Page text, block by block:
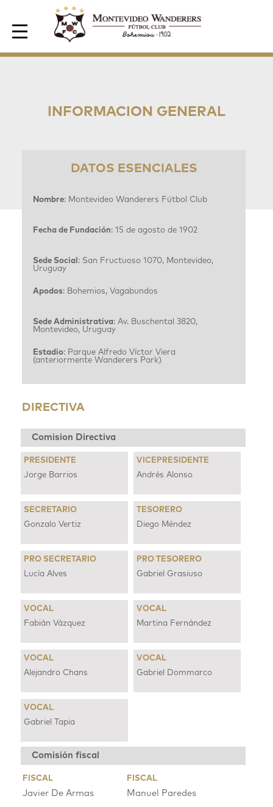
Area de Socios
INFORMACION GENERAL
DATOS ESENCIALES
Nombre: Montevideo Wanderers Fútbol Club
Fecha de Fundación: 15 de agosto de 1902
Sede Social : San Fructuoso 1070, Montevideo,
Uruguay
Apodos: Bohemios, Vagabundos
Sede Administrativa: Av. Buschental 3820,
Montevideo, Uruguay
Estadio: Parque Alfredo Víctor Viera
(anteriormente Wanderers Park)
DIRECTIVA
Comision Directiva
PRESIDENTE
Jorge Barrios
VICEPRESIDENTE
Andrés Alonso
SECRETARIO
Gonzalo Vertiz
TESORERO
Diego Méndez
PRO SECRETARIO
Lucía Alves
PRO TESORERO
Gabriel Grasiuso
VOCAL
Fabián Vázquez
VOCAL
Martina Fernández
VOCAL
Alejandro Chans
VOCAL
Gabriel Dommarco
VOCAL
Gabriel Tapia
Comisión fiscal
FISCAL
Javier De Armas
FISCAL
Manuel Paredes